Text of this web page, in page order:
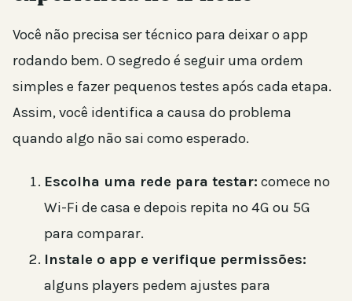
Você não precisa ser técnico para deixar o app
rodando bem. O segredo é seguir uma ordem
simples e fazer pequenos testes após cada etapa.
Assim, você identifica a causa do problema
quando algo não sai como esperado.
Escolha uma rede para testar: comece no
Wi-Fi de casa e depois repita no 4G ou 5G
para comparar.
Instale o app e verifique permissões:
alguns players pedem ajustes para